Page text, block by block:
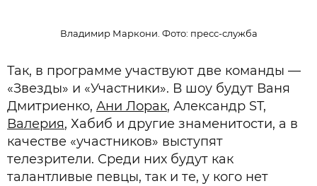
Владимир Маркони. Фото: пресс-служба
Так, в программе участвуют две команды —
«Звезды» и «Участники». В шоу будут Ваня
Дмитриенко, Ани Лорак, Александр ST,
Валерия, Хабиб и другие знаменитости, а в
качестве «участников» выступят
телезрители. Среди них будут как
талантливые певцы, так и те, у кого нет